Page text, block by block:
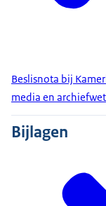
Beslisnota bij
media en archiefwet
Bijlagen